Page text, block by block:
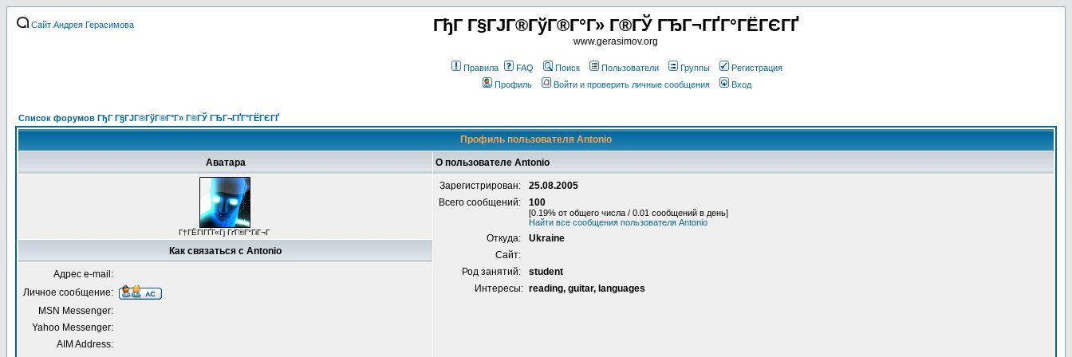
Сайт Андрея Герасимова ГђГ Г§ГЈГ®ГўГ®Г°Г» Г®ГЎ ГЂГ¬ГҐГ°ГЁГЄГҐ
www.gerasimov.org
Правила FAQ Поиск Пользователи Группы
Регистрация
Профиль
Войти и проверить личные сообщения Вход
Список форумов ГђГ Г§ГЈГ®ГўГ®Г°Г» Г®ГЎ ГЂГ¬ГҐГ°ГЁГЄГҐ
Профиль пользователя Antonio
Аватара О пользователе Antonio
Г†ГЁГІГҐГ«Гј ГґГ®Г°ГіГ¬Г
Зарегистрирован:
25.08.2005
Всего сообщений:
100
[0.19% от общего числа / 0.01 сообщений в день]
Найти все сообщения пользователя Antonio
Откуда:
Ukraine
Сайт:
Род занятий:
student
Интересы: reading, guitar, languages
Как связаться с Antonio
Адрес e-mail:
Личное сообщение:
MSN Messenger:
Yahoo Messenger:
AIM Address: